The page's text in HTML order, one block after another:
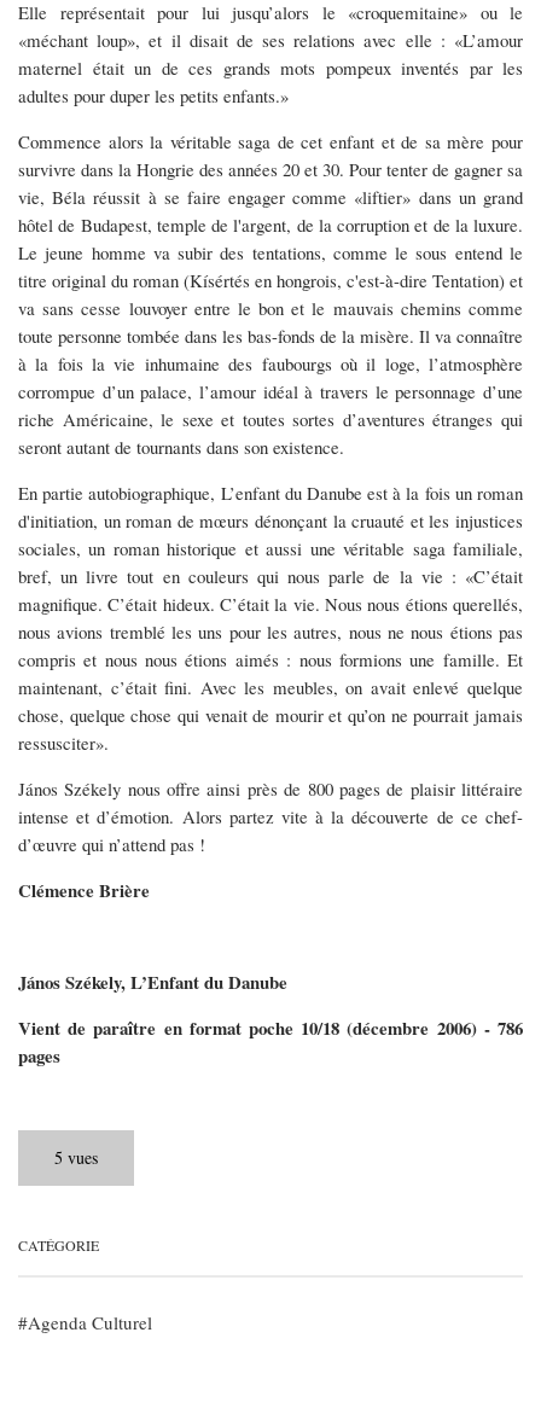
Elle représentait pour lui jusqu’alors le «croquemitaine» ou le
«méchant loup», et il disait de ses relations avec elle : «L’amour
maternel était un de ces grands mots pompeux inventés par les
adultes pour duper les petits enfants.»
Commence alors la véritable saga de cet enfant et de sa mère pour
survivre dans la Hongrie des années 20 et 30. Pour tenter de gagner sa
vie, Béla réussit à se faire engager comme «liftier» dans un grand
hôtel de Budapest, temple de l'argent, de la corruption et de la luxure.
Le jeune homme va subir des tentations, comme le sous entend le
titre original du roman (Kísértés en hongrois, c'est-à-dire Tentation) et
va sans cesse louvoyer entre le bon et le mauvais chemins comme
toute personne tombée dans les bas-fonds de la misère. Il va connaître
à la fois la vie inhumaine des faubourgs où il loge, l’atmosphère
corrompue d’un palace, l’amour idéal à travers le personnage d’une
riche Américaine, le sexe et toutes sortes d’aventures étranges qui
seront autant de tournants dans son existence.
En partie autobiographique, L’enfant du Danube est à la fois un roman
d'initiation, un roman de mœurs dénonçant la cruauté et les injustices
sociales, un roman historique et aussi une véritable saga familiale,
bref, un livre tout en couleurs qui nous parle de la vie : «C’était
magnifique. C’était hideux. C’était la vie. Nous nous étions querellés,
nous avions tremblé les uns pour les autres, nous ne nous étions pas
compris et nous nous étions aimés : nous formions une famille. Et
maintenant, c’était fini. Avec les meubles, on avait enlevé quelque
chose, quelque chose qui venait de mourir et qu’on ne pourrait jamais
ressusciter».
János Székely nous offre ainsi près de 800 pages de plaisir littéraire
intense et d’émotion. Alors partez vite à la découverte de ce chef-
d’œuvre qui n’attend pas !
Clémence Brière
János Székely, L’Enfant du Danube
Vient de paraître en format poche 10/18 (décembre 2006) - 786
pages
5 vues
CATÉGORIE
Agenda Culturel